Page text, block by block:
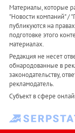
Материалы, которые
"Новости компаний" /
публикуются на
подготовке этого
материалах.
Редакция не несет
обнародованные в
законодательству,
рекламодатель.
Субъект в сфере